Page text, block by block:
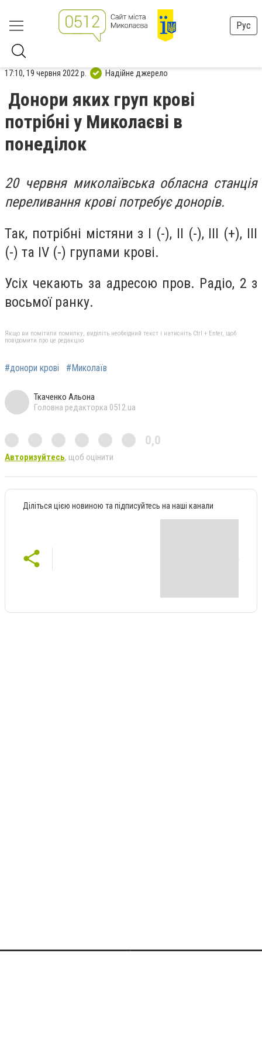
Рус
17:10, 19 червня 2022 р. Надійне джерело
Донори яких груп крові
потрібні у Миколаєві в
понеділок
20 червня миколаївська обласна станція
переливання крові потребує донорів.
Так, потрібні містяни з I (-), IІ (-), III (+), III
(-) та IV (-) групами крові.
Усіх чекають за адресою пров. Радіо, 2 з
восьмої ранку.
Якщо ви помітили помилку, виділіть необхідний текст і натисніть Ctrl + Enter, щоб
повідомити про це редакцію
#донори крові #Миколаїв
Ткаченко Альона
Головна редакторка 0512.ua
0,0
Авторизуйтесь, щоб оцінити
Діліться цією новиною та підписуйтесь на наші канали